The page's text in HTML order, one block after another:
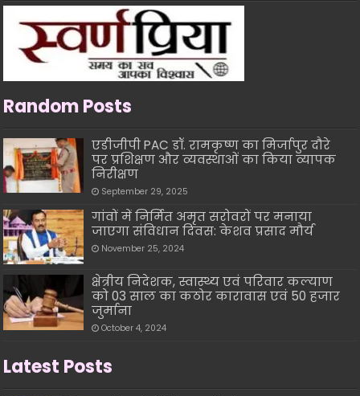
Random Posts
एडीजीपी PAC डॉ. रामकृष्ण का मिर्जापुर दौरे
पर प्रशिक्षण और व्यवस्थाओं का किया व्यापक
निरीक्षण
September 29, 2025
गांवों में निर्मित अमृत सरोवरों पर मनाया
जाएगा संविधान दिवस: केशव प्रसाद मौर्य
November 25, 2024
क्षेत्रीय निदेशक, स्वास्थ्य एवं परिवार कल्याण
को 03 साल का कठोर कारावास एवं 50 हजार
जुर्माना
October 4, 2024
Latest Posts